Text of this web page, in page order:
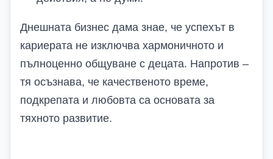
Днешната бизнес дама знае, че успехът в
кариерата не изключва хармоничното и
пълноценно общуване с децата. Напротив –
тя осъзнава, че качественото време,
подкрепата и любовта са основата за
тяхното развитие.